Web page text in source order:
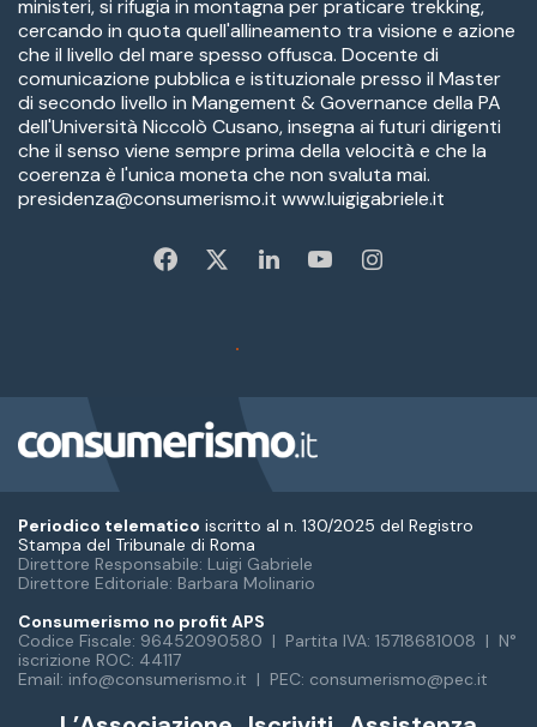
Periodico telematico iscritto al n. 130/2025 del Registro
Stampa del Tribunale di Roma
Direttore Responsabile: Luigi Gabriele
Direttore Editoriale: Barbara Molinario
Consumerismo no profit APS
Codice Fiscale: 96452090580 | Partita IVA: 15718681008 | N°
iscrizione ROC: 44117
Email: info@consumerismo.it | PEC: consumerismo@pec.it